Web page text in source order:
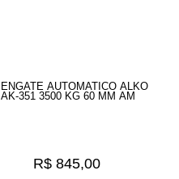
ENGATE AUTOMATICO ALKO
AK-351 3500 KG 60 MM AM
R$ 845,00